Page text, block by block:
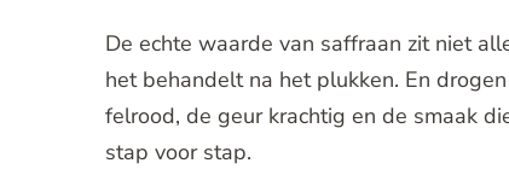
De echte waarde van saffraan zit niet
het behandelt na het plukken. En
felrood, de geur krachtig en de smaak
stap voor stap.